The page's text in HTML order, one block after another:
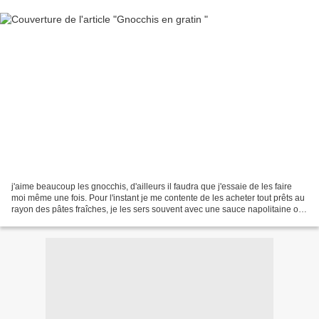
j'aime beaucoup les gnocchis, d'ailleurs il faudra que j'essaie de les faire
moi même une fois. Pour l'instant je me contente de les acheter tout prêts au
rayon des pâtes fraîches, je les sers souvent avec une sauce napolitaine ou